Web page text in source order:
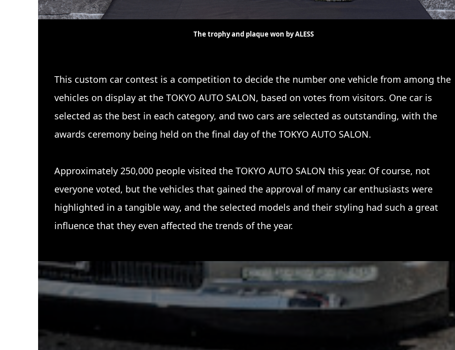
The trophy and plaque won by ALESS
This custom car contest is a competition to decide the number one vehicle from among the
vehicles on display at the TOKYO AUTO SALON, based on votes from visitors. One car is
selected as the best in each category, and two cars are selected as outstanding, with the
awards ceremony being held on the final day of the TOKYO AUTO SALON.
Approximately 250,000 people visited the TOKYO AUTO SALON this year. Of course, not
everyone voted, but the vehicles that gained the approval of many car enthusiasts were
highlighted in a tangible way, and the selected models and their styling had such a great
influence that they even affected the trends of the year.